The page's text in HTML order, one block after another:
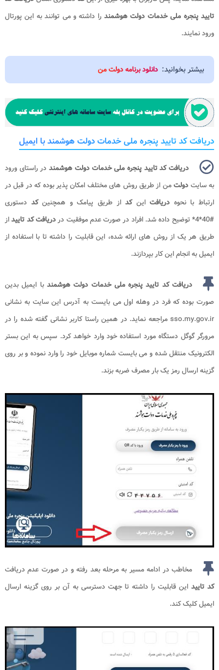
تایید پنجره ملی خدمات دولت هوشمندرا داشته و می توانند به این پورتال
ورود نمایند.
بیشتر بخوانید: دانلود برنامه دولت من
دریافت کد تایید پنجره ملی خدمات دولت هوشمند با ایمیل
دریافت کد تایید پنجره ملی خدمات دولت هوشمند در راستای ورود
به سایت دولتمن از طریق روش های مختلف امکان پذیر بوده که در قبل در
ارتباط با نحوه دریافتاینکداز طریق پیامک و همچنینکد دستوری
#40*4* توضیح داده شد. افراد در صورت عدم موفقیت در
دریافت کد تاییداز
طریق هر یک از روش های ارائه شده، این قابلیت را داشته تا با استفاده از
ایمیل به انجام این کار بپردازند.
دریافت کد تایید پنجره ملی خدمات دولت هوشمند با ایمیل بدین
صورت بوده که فرد در وهله اول می بایست به آدرس این سایت به نشانی
sso.my.gov.ir مراجعه نماید. در همین راستا کاربر نشانی گفته شده را در
مرورگر گوگل دستگاه مورد استفاده خود وارد خواهد کرد. سپس به این بستر
الکترونیک منتقل شده و می بایست شماره موبایل خود را وارد نموده و بر روی
گزینه ارسال رمز یک بار مصرف ضربه بزند.
مخاطب در ادامه مسیر به مرحله بعد رفته و در صورت عدم دریافت
کد تایید این قابلیت را داشته تا جهت دسترسی به آن بر روی گزینه ارسال
ایمیل کلیک کند.